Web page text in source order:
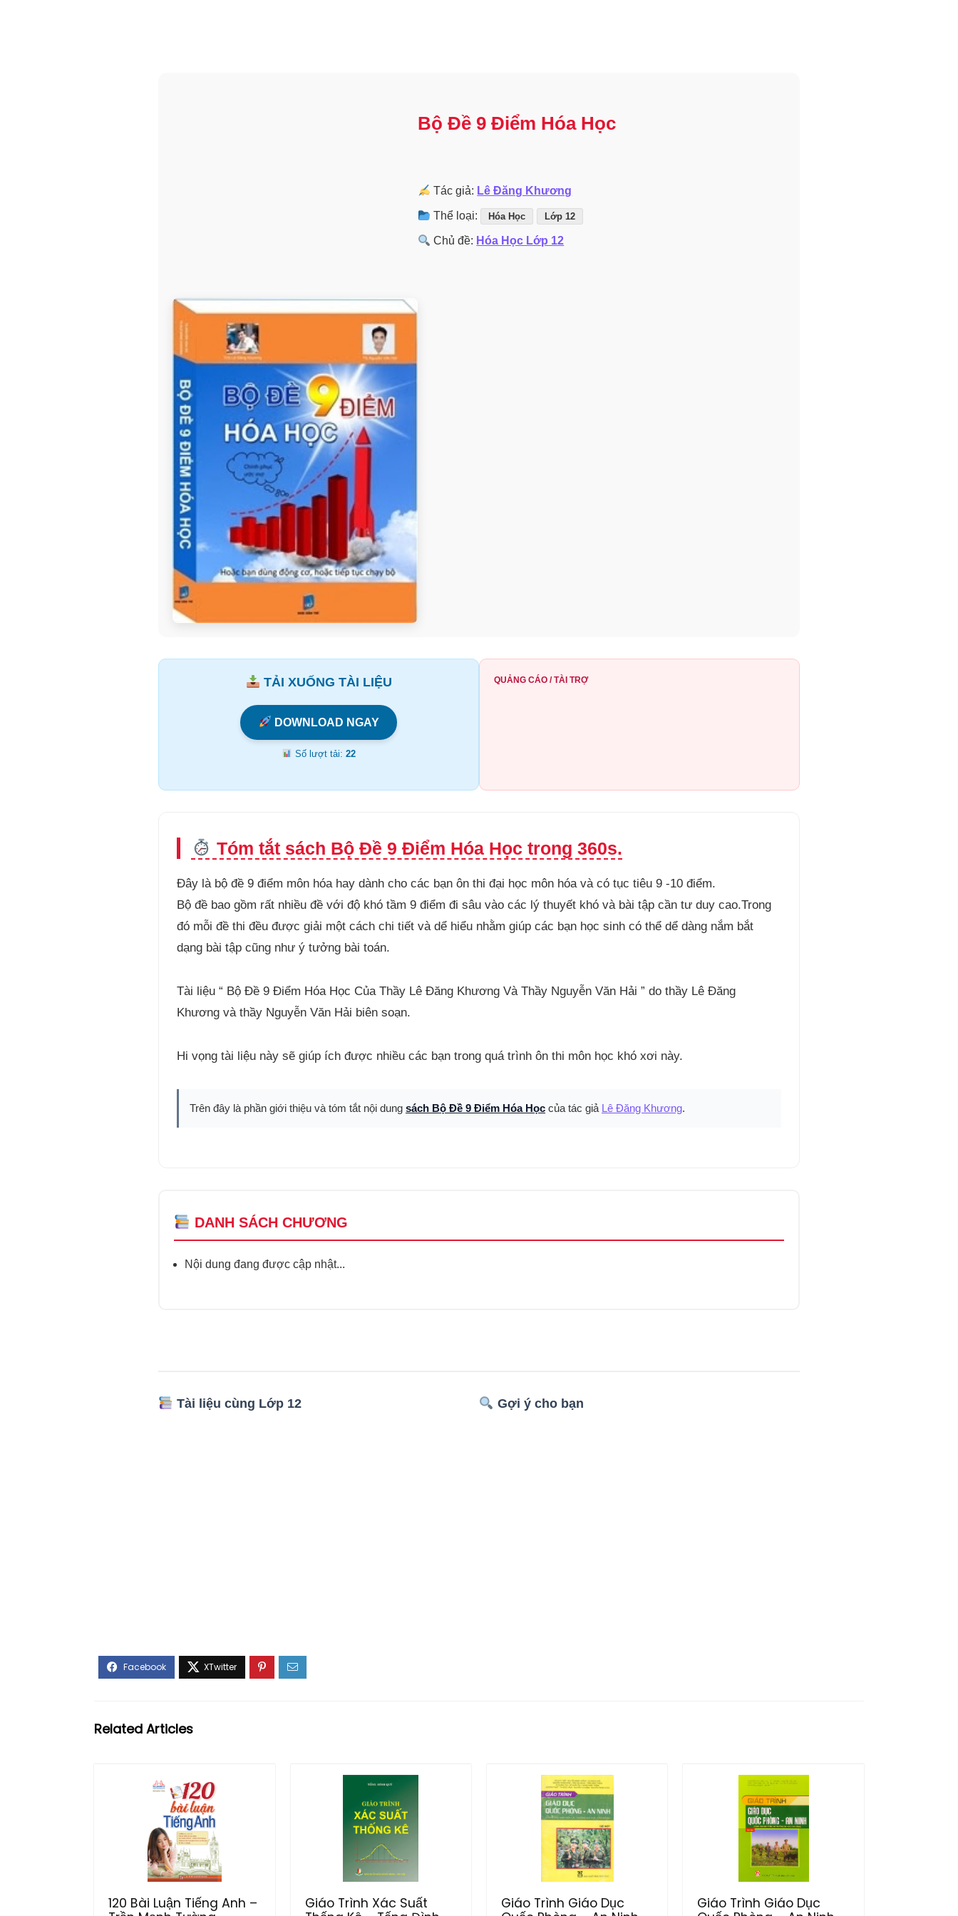
Bộ Đề 9 Điểm Hóa Học
Tác giả: Lê Đăng Khương
Thể loại: Hóa Học Lớp 12
Chủ đề: Hóa Học Lớp 12
TẢI XUỐNG TÀI LIỆU
DOWNLOAD NGAY
Số lượt tải: 22
QUẢNG CÁO / TÀI TRỢ
Tóm tắt sách Bộ Đề 9 Điểm Hóa Học trong 360s.
Đây là bộ đề 9 điểm môn hóa hay dành cho các bạn ôn thi đại học môn hóa và có tục tiêu 9 -10 điểm.
Bộ đề bao gồm rất nhiều đề với độ khó tầm 9 điểm đi sâu vào các lý thuyết khó và bài tập cần tư duy cao.Trong
đó mỗi đề thi đều được giải một cách chi tiết và dể hiểu nhằm giúp các bạn học sinh có thể dể dàng nắm bắt
dạng bài tập cũng như ý tưởng bài toán.
Tài liệu “ Bộ Đề 9 Điểm Hóa Học Của Thầy Lê Đăng Khương Và Thầy Nguyễn Văn Hải ” do thầy Lê Đăng
Khương và thầy Nguyễn Văn Hải biên soạn.
Hi vọng tài liệu này sẽ giúp ích được nhiều các bạn trong quá trình ôn thi môn học khó xơi này.
Trên đây là phần giới thiệu và tóm tắt nội dung sách Bộ Đề 9 Điểm Hóa Học của tác giả Lê Đăng Khương.
DANH SÁCH CHƯƠNG
Nội dung đang được cập nhật...
Tài liệu cùng Lớp 12 Gợi ý cho bạn
Related Articles
120 Bài Luận Tiếng Anh –
Giáo Trình Xác Suất
Giáo Trình Giáo Dục
Giáo Trình Giáo Dục